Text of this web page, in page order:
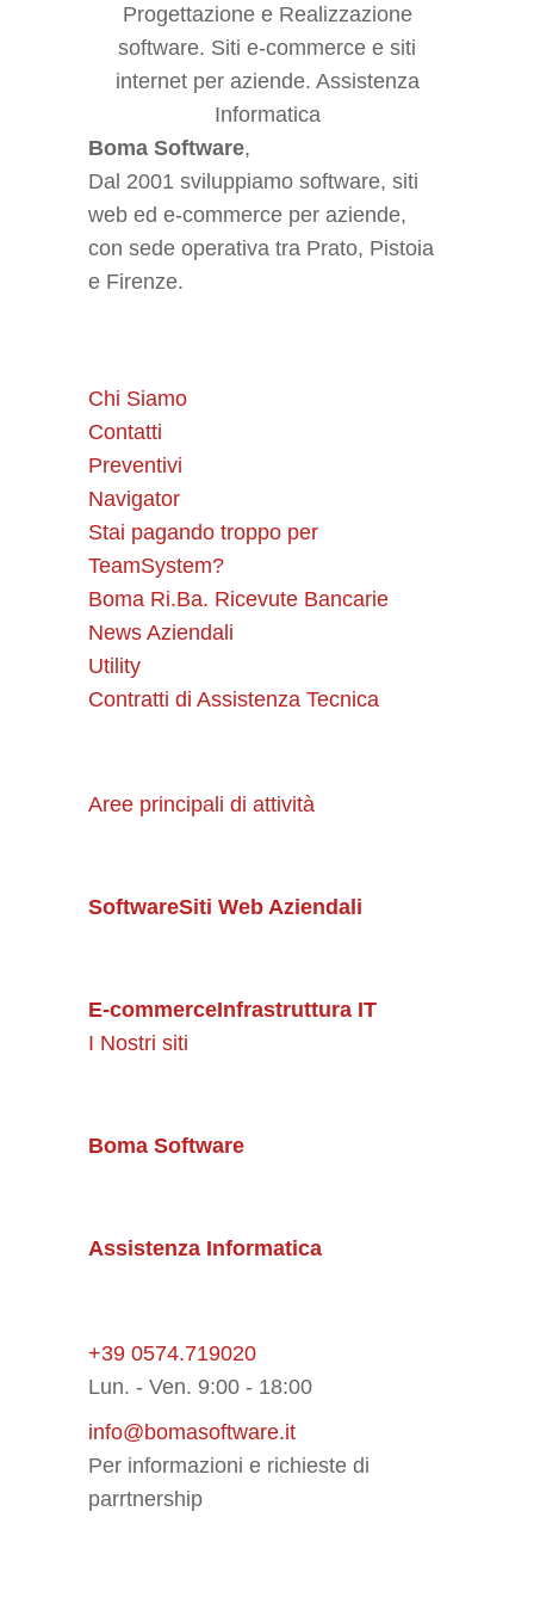
Boma Software,
Dal 2001 sviluppiamo software, siti
web ed e-commerce per aziende,
con sede operativa tra Prato, Pistoia
e Firenze.
Chi Siamo
Contatti
Preventivi
Navigator
Stai pagando troppo per
TeamSystem?
Boma Ri.Ba. Ricevute Bancarie
News Aziendali
Utility
Contratti di Assistenza Tecnica
Aree principali di attività
SoftwareSiti Web Aziendali
E-commerceInfrastruttura IT
I Nostri siti
Boma Software
Assistenza Informatica
+39 0574.719020
Lun. - Ven. 9:00 - 18:00
info@bomasoftware.it
Per informazioni e richieste di
parrtnership